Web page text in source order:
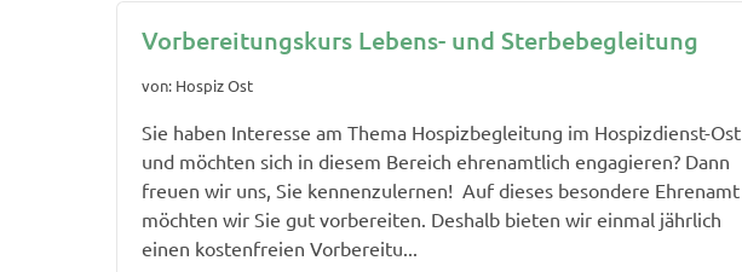
Vorbereitungskurs Lebens- und Sterbebegleitung
von: Hospiz Ost
Sie haben Interesse am Thema Hospizbegleitung im Hospizdienst-Ost
und möchten sich in diesem Bereich ehrenamtlich engagieren? Dann
freuen wir uns, Sie kennenzulernen! Auf dieses besondere Ehrenamt
möchten wir Sie gut vorbereiten. Deshalb bieten wir einmal jährlich
einen kostenfreien Vorbereitu...